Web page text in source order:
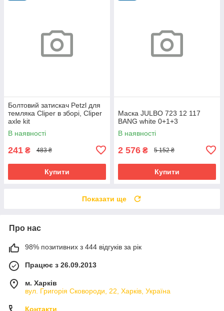
Болтовий затискач Petzl для
темляка Cliper в зборі, Cliper
axle kit
В наявності
241 ₴ 483 ₴
Купити
Маска JULBO 723 12 117
BANG white 0+1+3
В наявності
2 576 ₴ 5 152 ₴
Купити
Показати ще
Про нас
98% позитивних з 444 відгуків за рік
Працює з 26.09.2013
м. Харків
вул. Григорія Сковороди, 22, Харків, Україна
Контакти